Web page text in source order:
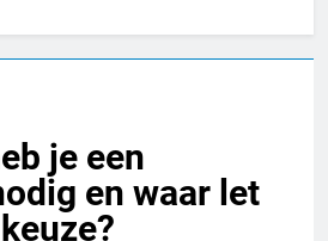
je een
en waar let